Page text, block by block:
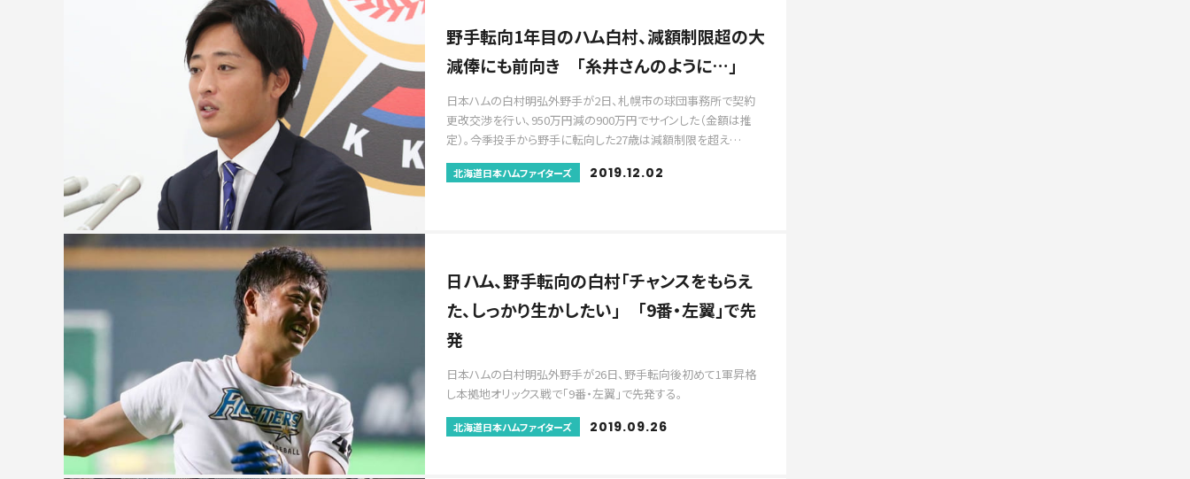
野手転向1年目のハム白村、減額制限超の大
減俸にも前向き 「糸井さんのように…」
日本ハムの白村明弘外野手が2日、札幌市の球団事務所で契約
更改交渉を行い、950万円減の900万円でサインした（金額は推
定）。今季投手から野手に転向した27歳は減額制限を超え…
北海道日本ハムファイターズ 2019.12.02
日ハム、野手転向の白村「チャンスをもらえ
た、しっかり生かしたい」 「9番・左翼」で先
発
日本ハムの白村明弘外野手が26日、野手転向後初めて1軍昇格
し本拠地オリックス戦で「9番・左翼」で先発する。
北海道日本ハムファイターズ 2019.09.26